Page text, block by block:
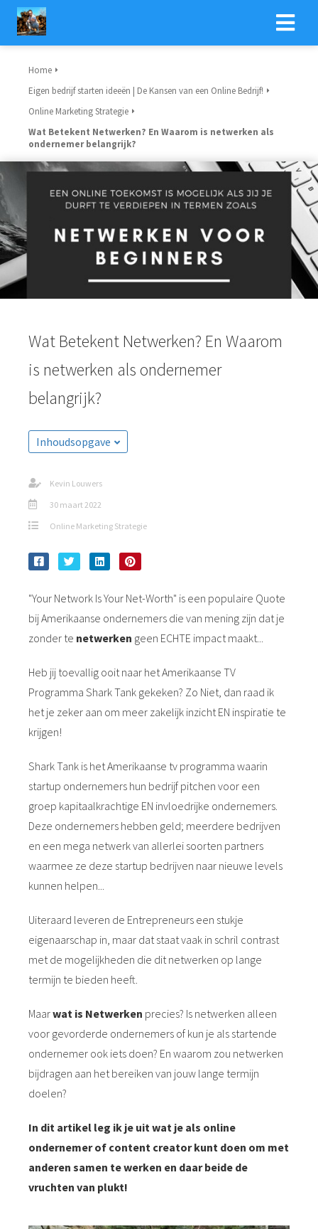
Home
Eigen bedrijf starten ideeën | De Kansen van een Online Bedrijf!
Online Marketing Strategie
Wat Betekent Netwerken? En Waarom is netwerken als
ondernemer belangrijk?
Wat Betekent Netwerken? En Waarom
is netwerken als ondernemer
belangrijk?
Inhoudsopgave
Kevin Louwers
30 maart 2022
Online Marketing Strategie
"Your Network Is Your Net-Worth" is een populaire Quote
bij Amerikaanse ondernemers die van mening zijn dat je
zonder te netwerken geen ECHTE impact maakt...
Heb jij toevallig ooit naar het Amerikaanse TV
Programma Shark Tank gekeken? Zo Niet, dan raad ik
het je zeker aan om meer zakelijk inzicht EN inspiratie te
krijgen!
Shark Tank is het Amerikaanse tv programma waarin
startup ondernemers hun bedrijf pitchen voor een
groep kapitaalkrachtige EN invloedrijke ondernemers.
Deze ondernemers hebben geld; meerdere bedrijven
en een mega netwerk van allerlei soorten partners
waarmee ze deze startup bedrijven naar nieuwe levels
kunnen helpen...
Uiteraard leveren de Entrepreneurs een stukje
eigenaarschap in, maar dat staat vaak in schril contrast
met de mogelijkheden die dit netwerken op lange
termijn te bieden heeft.
Maarwat is Netwerken precies? Is netwerken alleen
voor gevorderde ondernemers of kun je als startende
ondernemer ook iets doen? En waarom zou netwerken
bijdragen aan het bereiken van jouw lange termijn
doelen?
In dit artikel leg ik je uit wat je als online
ondernemer of content creator kunt doen om met
anderen samen te werken en daar beide de
vruchten van plukt!